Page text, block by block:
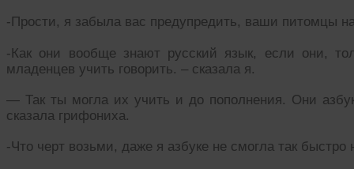
-Прости, я забыла вас предупредить, ваши питомцы
-Как они вообще знают русский язык, если они,
младенцев учить говорить. – сказала я.
— Так ты могла их учить и до пополнения. Они
сказала грифониха.
-Что черт возьми, даже я азбуке не смогла так